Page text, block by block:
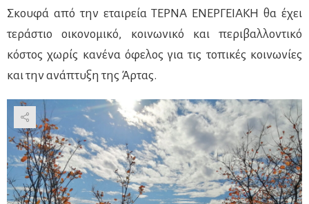
Σκουφά από την εταιρεία ΤΕΡΝΑ ΕΝΕΡΓΕΙΑΚΗ θα έχει
τεράστιο οικονομικό, κοινωνικό και περιβαλλοντικό
κόστος χωρίς κανένα όφελος για τις τοπικές κοινωνίες
και την ανάπτυξη της Άρτας.